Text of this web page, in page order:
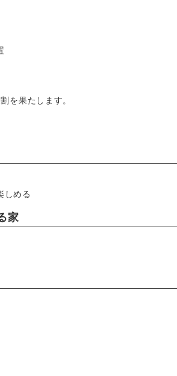
を果たします。
しめる
家